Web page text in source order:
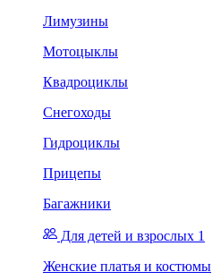
Лимузины
Мотоцыклы
Квадроциклы
Снегоходы
Гидроциклы
Прицепы
Багажники
Для детей и взрослых 1
Женские платья и костюмы